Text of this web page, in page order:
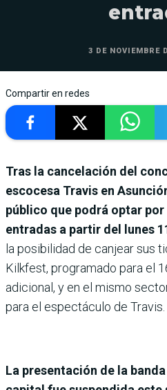
3 DE NOVIEMBRE
Compartir en redes
Tras la cancelación del
escocesa Travis en
público que podrá optar
entradas a partir del lunes
la posibilidad de canjear sus
Kilkfest, programado para el
adicional, y en el mismo
para el espectáculo de Travis.
La presentación de la